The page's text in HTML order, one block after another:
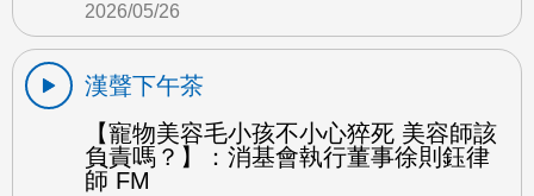
2026/05/26
漢聲下午茶
【寵物美容毛小孩不小心猝死 美容師該
負責嗎？】：消基會執行董事徐則鈺律
師 FM